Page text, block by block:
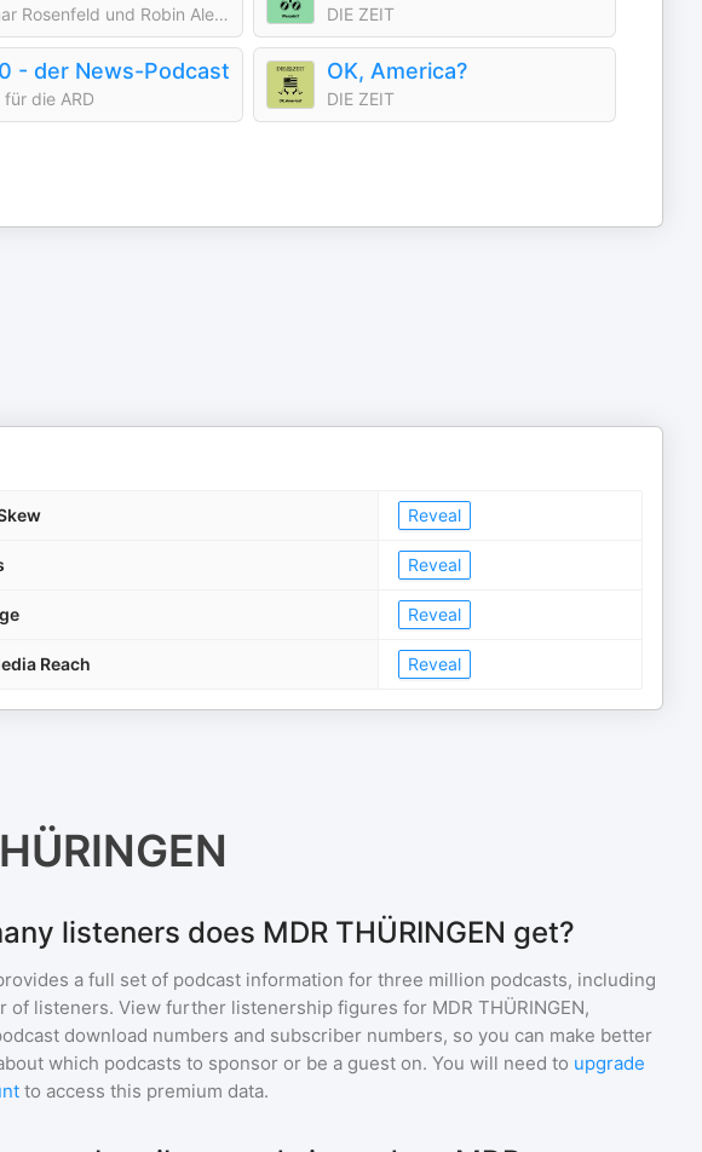
Dagmar Rosenfeld und Robin Alexander DIE ZEIT
- der News-Podcast
für die ARD
OK, America?
DIE ZEIT
Reveal
Reveal
Reveal
Reach Reveal
listeners does MDR THÜRINGEN get?
a full set of podcast information for three million podcasts, including
of listeners. View further listenership figures for MDR THÜRINGEN,
download numbers and subscriber numbers, so you can make better
which podcasts to sponsor or be a guest on. You will need to upgrade
to access this premium data.